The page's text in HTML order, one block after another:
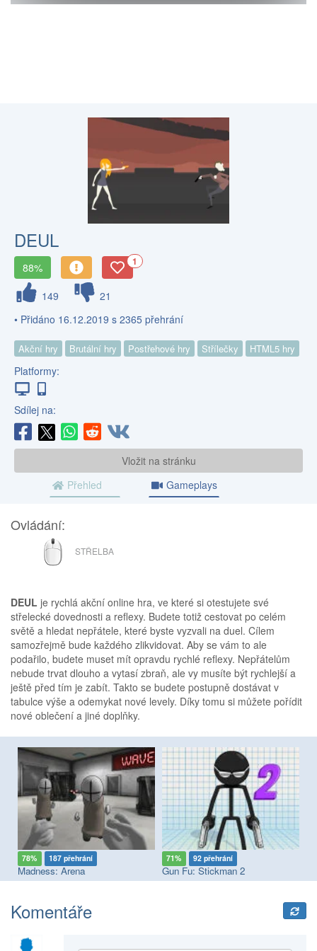
DEUL
88% 1
149
21
• Přidáno 16.12.2019 s 2365 přehrání
Akční hry Brutální hry Postřehové hry Střílečky HTML5 hry
Platformy:
Sdílej na:
Vložit na stránku
Přehled
Gameplays
Ovládání:
MYŠ
STŘELBA
DEUL je rychlá akční online hra, ve které si otestujete své
střelecké dovednosti a reflexy. Budete totiž cestovat po celém
světě a hledat nepřátele, které byste vyzvali na duel. Cílem
samozřejmě bude každého zlikvidovat. Aby se vám to ale
podařilo, budete muset mít opravdu rychlé reflexy. Nepřátelům
nebude trvat dlouho a vytasí zbraň, ale vy musíte být rychlejší a
ještě před tím je zabít. Takto se budete postupně dostávat v
tabulce výše a odemykat nové levely. Díky tomu si můžete pořídit
nové oblečení a jiné doplňky.
78% 187 přehrání
Madness: Arena
71% 92 přehrání
Gun Fu: Stickman 2
Komentáře